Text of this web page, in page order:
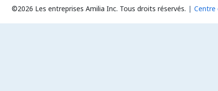
©2026 Les entreprises Amilia Inc. Tous droits réservés. Centre